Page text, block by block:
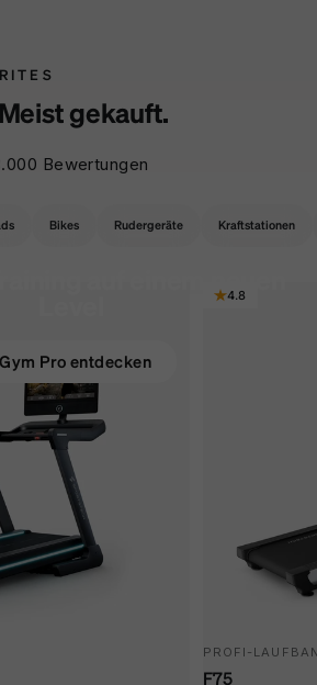
Pro entdecken
gekauft.
Bewertungen
Bikes Rudergeräte Kraftstationen
4.8
PROFI-
F75